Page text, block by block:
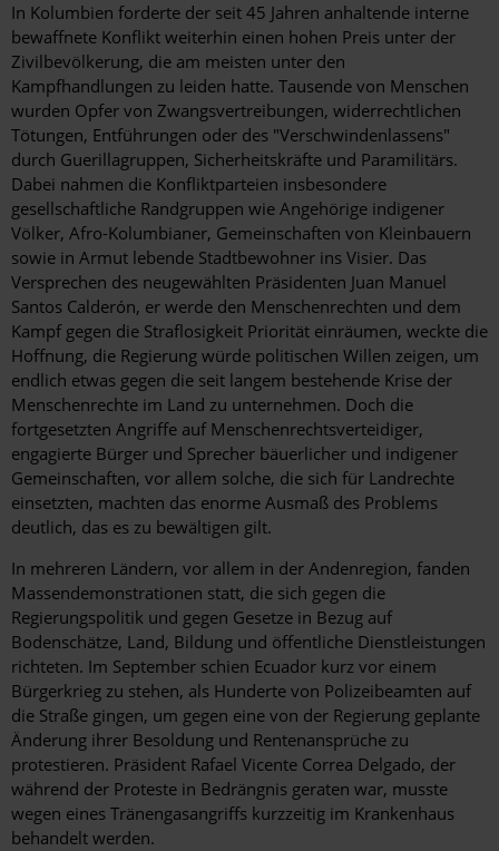
In Kolumbien forderte der seit 45 Jahren anhaltende interne
bewaffnete Konflikt weiterhin einen hohen Preis unter der
Zivilbevölkerung, die am meisten unter den
Kampfhandlungen zu leiden hatte. Tausende von Menschen
wurden Opfer von Zwangsvertreibungen, widerrechtlichen
Tötungen, Entführungen oder des "Verschwindenlassens"
durch Guerillagruppen, Sicherheitskräfte und Paramilitärs.
Dabei nahmen die Konfliktparteien insbesondere
gesellschaftliche Randgruppen wie Angehörige indigener
Völker, Afro-Kolumbianer, Gemeinschaften von Kleinbauern
sowie in Armut lebende Stadtbewohner ins Visier. Das
Versprechen des neugewählten Präsidenten Juan Manuel
Santos Calderón, er werde den Menschenrechten und dem
Kampf gegen die Straflosigkeit Priorität einräumen, weckte die
Hoffnung, die Regierung würde politischen Willen zeigen, um
endlich etwas gegen die seit langem bestehende Krise der
Menschenrechte im Land zu unternehmen. Doch die
fortgesetzten Angriffe auf Menschenrechtsverteidiger,
engagierte Bürger und Sprecher bäuerlicher und indigener
Gemeinschaften, vor allem solche, die sich für Landrechte
einsetzten, machten das enorme Ausmaß des Problems
deutlich, das es zu bewältigen gilt.
In mehreren Ländern, vor allem in der Andenregion, fanden
Massendemonstrationen statt, die sich gegen die
Regierungspolitik und gegen Gesetze in Bezug auf
Bodenschätze, Land, Bildung und öffentliche Dienstleistungen
richteten. Im September schien Ecuador kurz vor einem
Bürgerkrieg zu stehen, als Hunderte von Polizeibeamten auf
die Straße gingen, um gegen eine von der Regierung geplante
Änderung ihrer Besoldung und Rentenansprüche zu
protestieren. Präsident Rafael Vicente Correa Delgado, der
während der Proteste in Bedrängnis geraten war, musste
wegen eines Tränengasangriffs kurzzeitig im Krankenhaus
behandelt werden.